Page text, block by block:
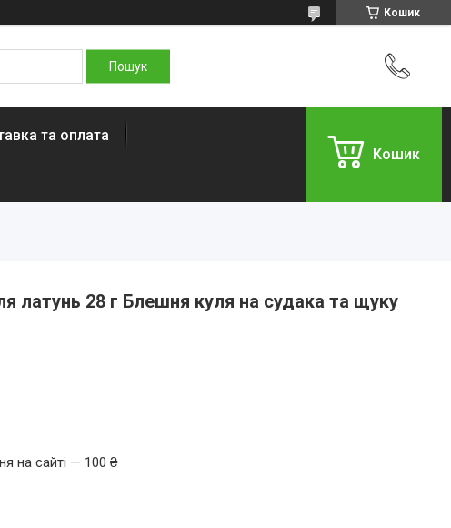
Кошик
та оплата
Кошик
латунь 28 г Блешня куля на судака та щуку
на сайті — 100 ₴